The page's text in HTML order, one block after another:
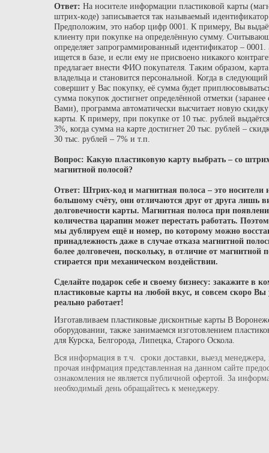
Ответ: На носителе информации пластиковой карты
штрих-коде) записывается так называемый
Предположим, это набор цифр 0001. К примеру, Вы
клиенту при покупке на определённую сумму.
определяет запрограммированный идентификатор –
ищется в базе, и если ему не присвоено никакого
предлагает внести ФИО покупателя. Таким образом, карта
владельца и становится персональной. Когда в следующий
совершит у Вас покупку, её сумма будет
сумма покупок достигнет определённой отметки (заранее
Вами), программа автоматически высчитает новую скидку
карты. К примеру, при покупке от 10 тыс. рублей
3%, когда сумма на карте достигнет 20 тыс. рублей –
30 тыс. рублей – 7% и т.п.
Вопрос: Какую пластиковую карту выбрать – со
магнитной полосой?
Ответ: Штрих-код и магнитная полоса – это
большому счёту, они отличаются друг от друга лишь
долговечности карты. Магнитная полоса при
количества царапин может перестать работать.
мы дублируем ещё и номер, по которому можно
принадлежность даже в случае отказа магнитной
более долговечен, поскольку, в отличие от магнитной
стирается при механическом воздействии.
Сделайте подарок себе и своему бизнесу: закажите в
пластиковые карты на любой вкус, и совсем скоро Вы
реально работает!
Изготавливаем пластиковые дисконтные карты В
оборудовании, также занимаемся изготовлением
для Курска, Белгорода, Липецка, Старого Оскола.
Вся информация в т.ч. сроки доставки, выезд
прочая инфрмация представленная на данном сайте
ознакомления не является публичной офертой. За
необходимый день обращайтесь к менеджеру.